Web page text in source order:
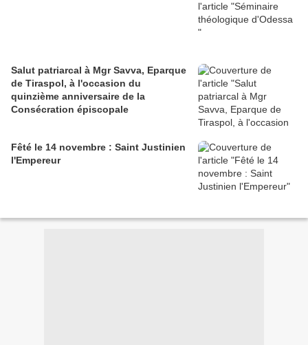
Salut patriarcal à Mgr Savva, Eparque
de Tiraspol, à l'occasion du
quinzième anniversaire de la
Consécration épiscopale
Fêté le 14 novembre : Saint Justinien
l'Empereur